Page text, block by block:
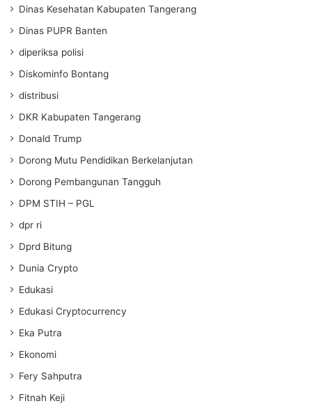
Dinas Kesehatan Kabupaten Tangerang
Dinas PUPR Banten
diperiksa polisi
Diskominfo Bontang
distribusi
DKR Kabupaten Tangerang
Donald Trump
Dorong Mutu Pendidikan Berkelanjutan
Dorong Pembangunan Tangguh
DPM STIH – PGL
dpr ri
Dprd Bitung
Dunia Crypto
Edukasi
Edukasi Cryptocurrency
Eka Putra
Ekonomi
Fery Sahputra
Fitnah Keji